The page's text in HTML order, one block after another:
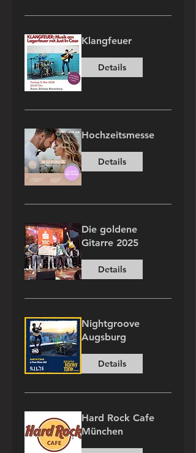
Klangfeuer
Details
Hochzeitsmesse
Details
Die goldene
Gitarre 2025
Details
Nightgroove
Augsburg
Details
Hard Rock Cafe
München